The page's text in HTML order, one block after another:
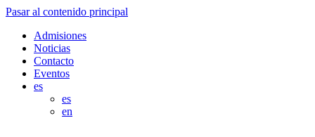
Pasar al contenido principal
Admisiones
Noticias
Contacto
Eventos
es
es
en